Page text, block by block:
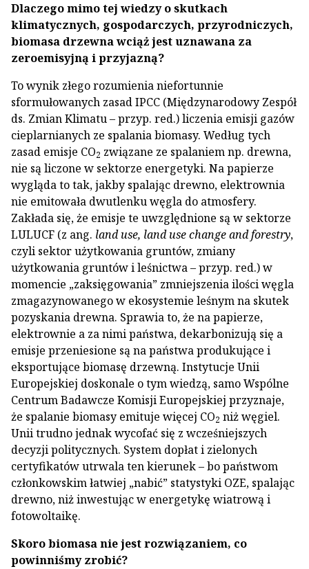
Dlaczego mimo tej wiedzy o skutkach
klimatycznych, gospodarczych, przyrodniczych,
biomasa drzewna wciąż jest uznawana za
zeroemisyjną i przyjazną?
To wynik złego rozumienia niefortunnie
sformułowanych zasad IPCC (Międzynarodowy Zespół
ds. Zmian Klimatu – przyp. red.) liczenia emisji gazów
cieplarnianych ze spalania biomasy. Według tych
zasad emisje CO2 związane ze spalaniem np. drewna,
nie są liczone w sektorze energetyki. Na papierze
wygląda to tak, jakby spalając drewno, elektrownia
nie emitowała dwutlenku węgla do atmosfery.
Zakłada się, że emisje te uwzględnione są w sektorze
LULUCF (z ang. land use, land use change and forestry,
czyli sektor użytkowania gruntów, zmiany
użytkowania gruntów i leśnictwa – przyp. red.) w
momencie „zaksięgowania” zmniejszenia ilości węgla
zmagazynowanego w ekosystemie leśnym na skutek
pozyskania drewna. Sprawia to, że na papierze,
elektrownie a za nimi państwa, dekarbonizują się a
emisje przeniesione są na państwa produkujące i
eksportujące biomasę drzewną. Instytucje Unii
Europejskiej doskonale o tym wiedzą, samo Wspólne
Centrum Badawcze Komisji Europejskiej przyznaje,
że spalanie biomasy emituje więcej CO2 niż węgiel.
Unii trudno jednak wycofać się z wcześniejszych
decyzji politycznych. System dopłat i zielonych
certyfikatów utrwala ten kierunek – bo państwom
członkowskim łatwiej „nabić” statystyki OZE, spalając
drewno, niż inwestując w energetykę wiatrową i
fotowoltaikę.
Skoro biomasa nie jest rozwiązaniem, co
powinniśmy zrobić?